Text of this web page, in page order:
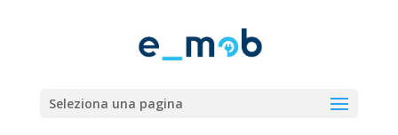
Seleziona una pagina